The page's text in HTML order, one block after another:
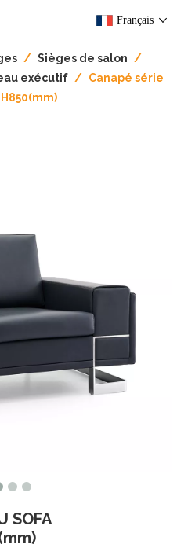
Français
/ Sièges de salon
/
exécutif / Canapé série
SOFA